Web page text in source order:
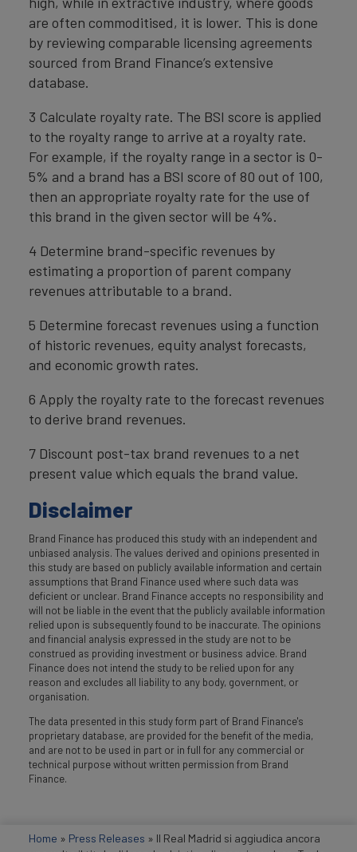
are often commoditised, it is lower. This is done
by reviewing comparable licensing agreements
sourced from Brand Finance’s extensive
database.
3 Calculate royalty rate. The BSI score is applied
to the royalty range to arrive at a royalty rate.
For example, if the royalty range in a sector is 0-
5% and a brand has a BSI score of 80 out of 100,
then an appropriate royalty rate for the use of
this brand in the given sector will be 4%.
4 Determine brand-specific revenues by
estimating a proportion of parent company
revenues attributable to a brand.
5 Determine forecast revenues using a function
of historic revenues, equity analyst forecasts,
and economic growth rates.
6 Apply the royalty rate to the forecast revenues
to derive brand revenues.
7 Discount post-tax brand revenues to a net
present value which equals the brand value.
Disclaimer
Brand Finance has produced this study with an independent and
unbiased analysis. The values derived and opinions presented in
this study are based on publicly available information and certain
assumptions that Brand Finance used where such data was
deficient or unclear. Brand Finance accepts no responsibility and
will not be liable in the event that the publicly available information
relied upon is subsequently found to be inaccurate. The opinions
and financial analysis expressed in the study are not to be
construed as providing investment or business advice. Brand
Finance does not intend the study to be relied upon for any
reason and excludes all liability to any body, government, or
organisation.
The data presented in this study form part of Brand Finance's
proprietary database, are provided for the benefit of the media,
and are not to be used in part or in full for any commercial or
technical purpose without written permission from Brand
Finance.
Home » Press Releases » Il Real Madrid si aggiudica ancora